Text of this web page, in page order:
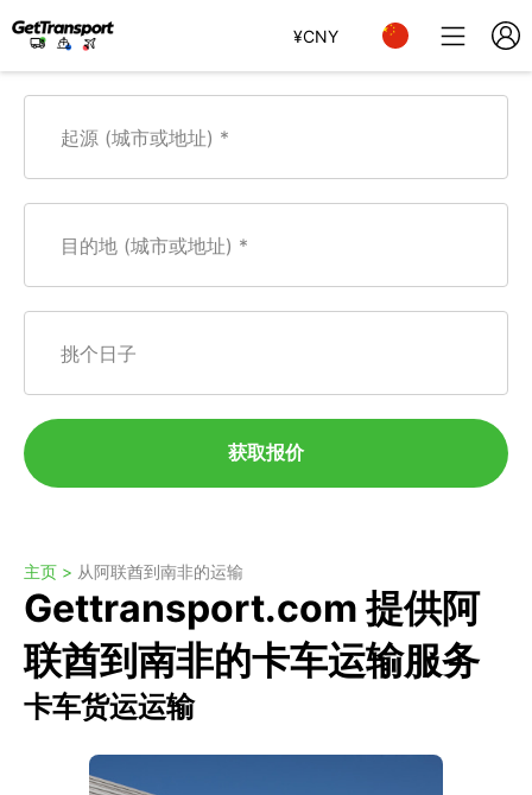
¥CNY
起源 (城市或地址)
目的地 (城市或地址)
挑个日子
获取报价
主页 > 从阿联酋到南非的运输
Gettransport.com 提供阿
联酋到南非的卡车运输服务
卡车货运运输